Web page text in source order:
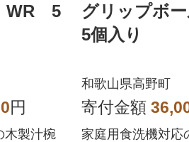
WR 5
円
木製汁椀
グリップ
5個入り
和歌山県高野町
寄付金額
家庭用食洗機対応